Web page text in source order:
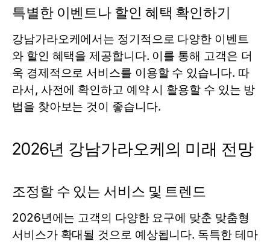
특별한 이벤트나 할인 혜택 확인하기
강남가라오케에서는 정기적으로 다양한 이벤트
와 할인 혜택을 제공합니다. 이를 통해 고객은 더
욱 경제적으로 서비스를 이용할 수 있습니다. 따
라서, 사전에 확인하고 예약 시 활용할 수 있는 방
법을 찾아보는 것이 좋습니다.
2026년 강남가라오케의 미래 전망
조정할 수 있는 서비스 및 트렌드
2026년에는 고객의 다양한 요구에 맞춘 맞춤형
서비스가 확대될 것으로 예상됩니다. 독특한 테마